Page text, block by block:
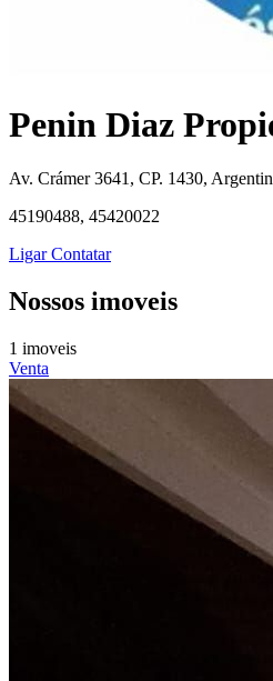
Penin Diaz
Av. Crámer 3641, CP. 1430,
45190488, 45420022
LigarContatar
Nossos imoveis
1 imoveis
Venta